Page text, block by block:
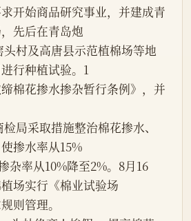
开始商品研究事业，并建成青
先后在青岛炮
村及高唐县示范植棉场等地
行种植试验。1
棉花掺水掺杂暂行条例》，并
掺水率从15%
杂率从10%降至2%。8月16
场实行《棉业试验场
则管理。